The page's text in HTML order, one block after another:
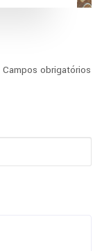
Campos obrigatórios